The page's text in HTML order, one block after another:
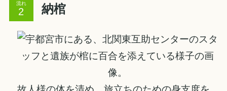
流れ 納棺